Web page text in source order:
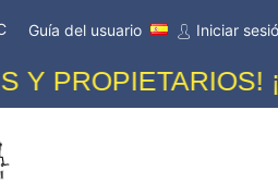
Guía del usuario Iniciar
PROPIETARIOS!